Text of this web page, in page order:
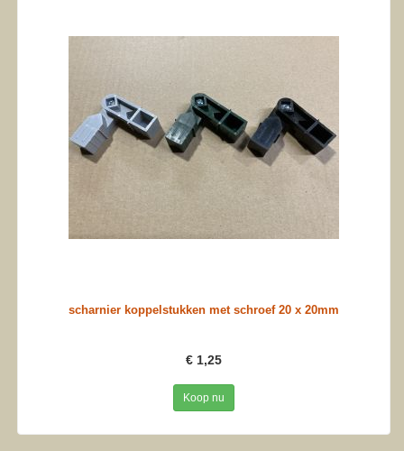
scharnier koppelstukken met schroef 20 x 20mm
€ 1,25
Koop nu